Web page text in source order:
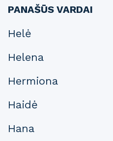
PANAŠŪS VARDAI
Helė
Helena
Hermiona
Haidė
Hana